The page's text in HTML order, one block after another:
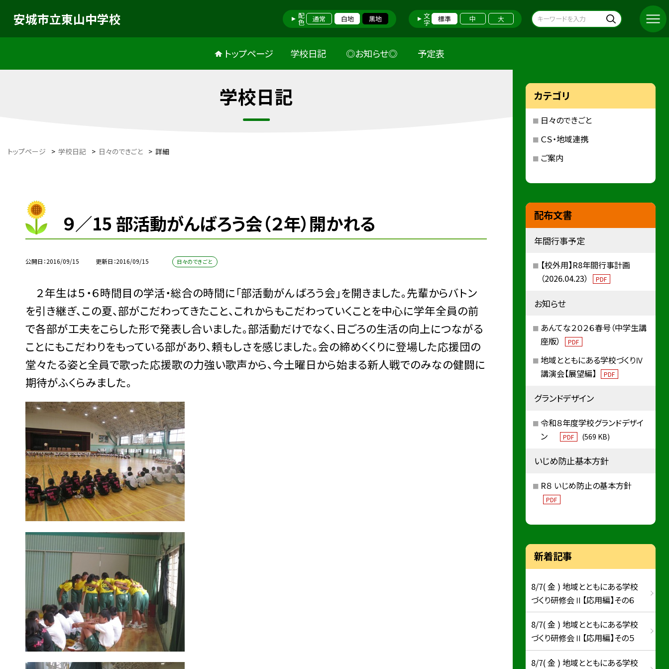
安城市立東山中学校 配色 通常 白地 黒地 文字 標準 中 大
トップページ 学校日記 ◎お知らせ◎ 予定表
学校日記
トップページ > 学校日記 > 日々のできごと > 詳細
９／15 部活動がんばろう会（２年）開かれる
公開日 2016/09/15 更新日 2016/09/15 日々のできごと
２年生は５・６時間目の学活・総合の時間に「部活動がんばろう会」を開きました。先輩からバトン
を引き継ぎ、この夏、部がこだわってきたこと、これからもこだわっていくことを中心に学年全員の前
で各部が工夫をこらした形で発表し合いました。部活動だけでなく、日ごろの生活の向上につながる
ことにもこだわりをもっている部があり、頼もしさを感じました。会の締めくくりに登場した応援団の
堂々たる姿と全員で歌った応援歌の力強い歌声から、今土曜日から始まる新人戦でのみなの健闘に
期待がふくらみました。
カテゴリ
日々のできごと
ＣＳ・地域連携
ご案内
配布文書
年間行事予定
【校外用】R8年間行事計画
（2026.04.23）
PDF
お知らせ
あんてな２０２６春号（中学生講
座版）
PDF
地域とともにある学校づくりⅣ
講演会【展望編】
PDF
グランドデザイン
令和８年度学校グランドデザイ
ン
PDF (569 KB)
いじめ防止基本方針
R８ いじめ防止の基本方針
PDF
新着記事
8/7( 金 ) 地域とともにある学校
づくり研修会Ⅱ【応用編】その６
8/7( 金 ) 地域とともにある学校
づくり研修会Ⅱ【応用編】その５
8/7( 金 ) 地域とともにある学校